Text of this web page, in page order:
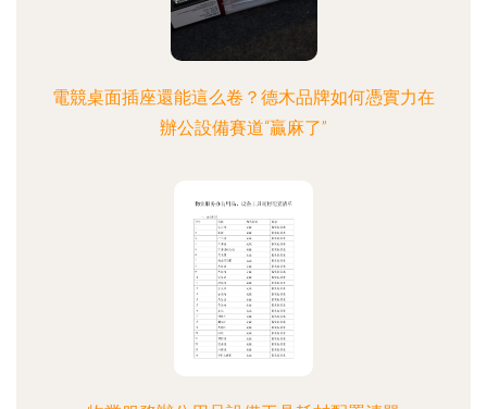
電競桌面插座還能這么卷？德木品牌如何憑實力在
辦公設備賽道“贏麻了”